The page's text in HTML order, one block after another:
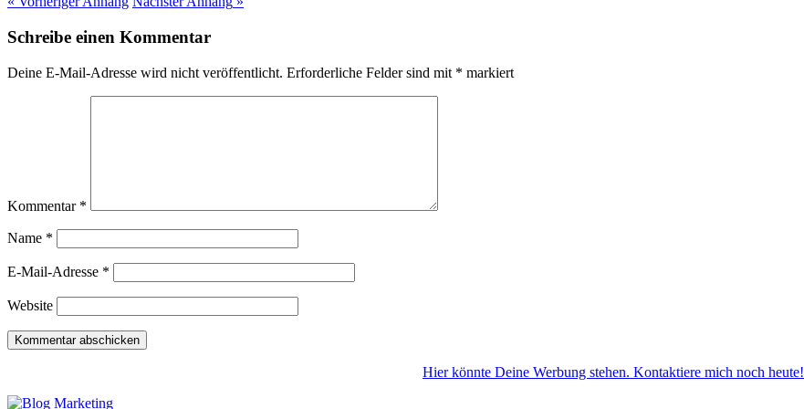
Schreibe einen Kommentar
Deine E-Mail-Adresse wird nicht veröffentlicht. Erforderliche Felder sind mit * markiert
Kommentar *
Name *
E-Mail-Adresse *
Website
Hier könnte Deine Werbung stehen. Kontaktiere mich noch heute!